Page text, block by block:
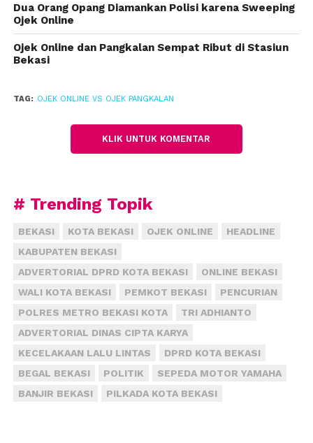
“Sebelum ada kesepatakan bersama, karena ini
menyangkut ketertiban dan keamanan saja,”
katanya.
meminta agar suasana di Kota Serang kondusif,
ojek pangkalan dan ojek online dapat diakomodir
bersama-sama.
kesepakatan, jadi kalau berbicara mohon, kita
kesepakatan bersama,” katanya dilansir dari
detik.com.
nanti. Sebelumnya, antara pemerintah kota,
kepolisian Polres Serang Kota, Dinas Perhubungan
setempat dan pihak ojek online dan pangkalan telah
bersepakat melakukan rembuk di Kamis (2/11)
minggu lalu. Namun, rencana rembuk ini gagal
Dua Orang Opang Diamankan Polisi karena Sweeping
Ojek Online
Ojek Online dan Pangkalan Sempat Ribut di Stasiun
Bekasi
TAG: OJEK ONLINE VS OJEK PANGKALAN
KLIK UNTUK KOMENTAR
# Trending Topik
BEKASI KOTA BEKASI OJEK ONLINE
HEADLINE
KABUPATEN BEKASI
ADVERTORIAL DPRD KOTA BEKASI
ONLINE BEKASI
WALI KOTA BEKASI
PEMKOT BEKASI
PENCURIAN
POLRES METRO BEKASI KOTA
TRI ADHIANTO
ADVERTORIAL DINAS CIPTA KARYA
KECELAKAAN LALU LINTAS
DPRD KOTA BEKASI
BEGAL BEKASI
POLITIK
SEPEDA MOTOR YAMAHA
BANJIR BEKASI
PILKADA KOTA BEKASI